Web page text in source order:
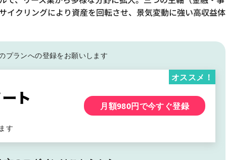
イクリングにより資産を回転させ、景気変動に強い高収益体
プランへの登録をお願いします
す
オススメ！
月額980円で今すぐ登録